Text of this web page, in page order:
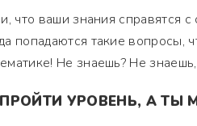
что ваши знания справятся
попадаются такие вопросы,
Не знаешь? Не
УРОВЕНЬ, А ТЫ